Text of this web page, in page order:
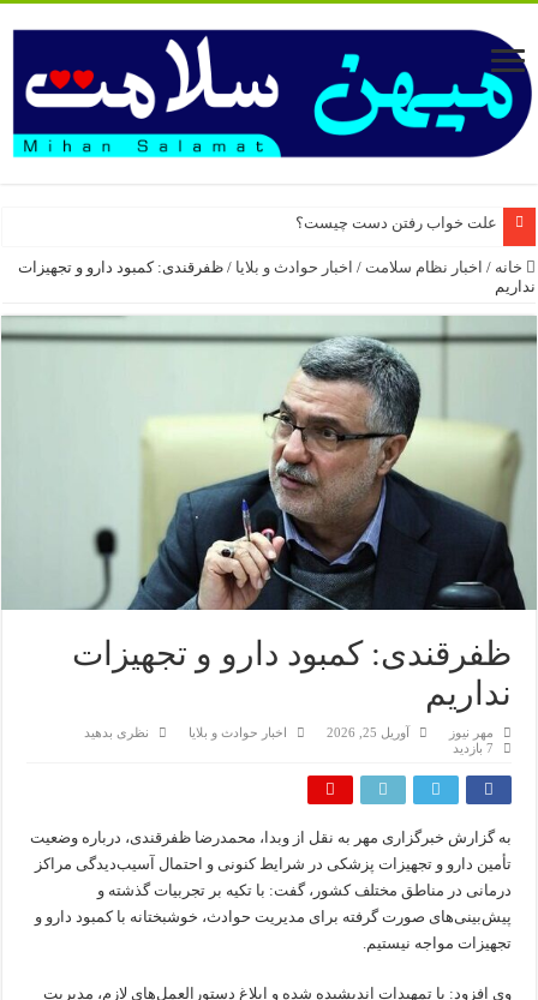
علت خواب رفتن دست چیست؟
خانه / اخبار نظام سلامت / اخبار حوادث و بلایا / ظفرقندی: کمبود دارو و تجهیزات
نداریم
ظفرقندی: کمبود دارو و تجهیزات
نداریم
مهر نیوز آوریل 25, 2026 اخبار حوادث و بلایا
نظری بدهید
7 بازدید
به گزارش خبرگزاری مهر به نقل از وبدا، محمدرضا ظفرقندی، درباره وضعیت
تأمین دارو و تجهیزات پزشکی در شرایط کنونی و احتمال آسیب‌دیدگی مراکز
درمانی در مناطق مختلف کشور، گفت: با تکیه بر تجربیات گذشته و
پیش‌بینی‌های صورت‌ گرفته برای مدیریت حوادث، خوشبختانه با کمبود دارو و
تجهیزات مواجه نیستیم.
وی افزود: با تمهیدات اندیشیده شده و ابلاغ دستورالعمل‌های لازم، مدیریت